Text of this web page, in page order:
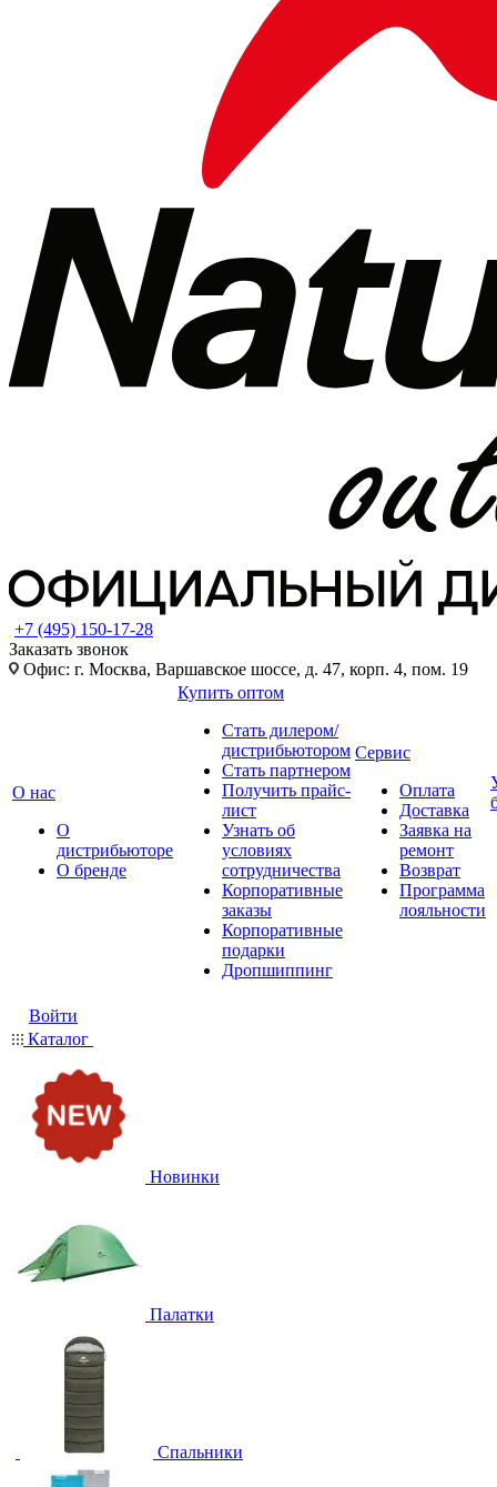
+7 (495) 150-17-28
Заказать звонок
Офис: г. Москва, Варшавское шоссе, д. 47, корп. 4, пом. 19
О нас
О
дистрибьюторе
О бренде
Купить оптом
Стать дилером/
дистрибьютором
Стать партнером
Получить прайс-
лист
Узнать об
условиях
сотрудничества
Корпоративные
заказы
Корпоративные
подарки
Дропшиппинг
Сервис
Оплата
Доставка
Заявка на
ремонт
Возврат
Программа
лояльности
Войти
Каталог
Новинки
Палатки
Спальники